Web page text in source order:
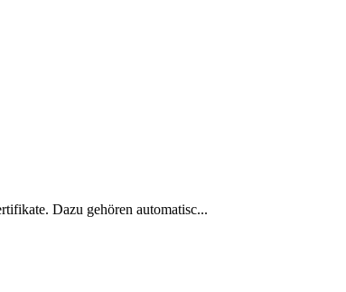
Dazu gehören automatisc...